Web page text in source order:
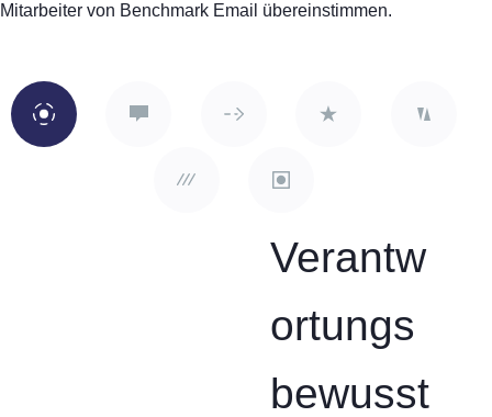
Mitarbeiter von Benchmark Email übereinstimmen.
Verantw
ortungs
bewusst